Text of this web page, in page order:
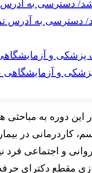
به آدرس
و آزمایشگاهی
در این دوره به
کاردرمانی در
و اجتماعی فرد
مقطع دکترای